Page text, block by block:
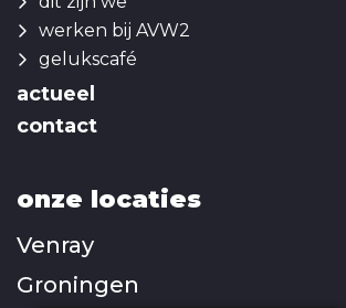
werken bij AVW2
gelukscafé
actueel
contact
onze locaties
Venray
Groningen